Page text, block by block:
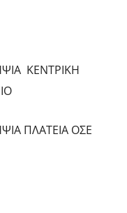
ΚΕΝΤΡΙΚΗ
ΠΛΑΤΕΙΑ ΟΣΕ